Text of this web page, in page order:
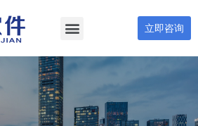
立即咨询